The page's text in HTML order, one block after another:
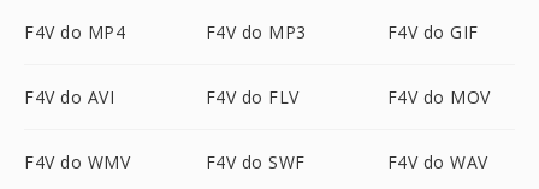
F4V do MP4 F4V do MP3 F4V do GIF
F4V do AVI F4V do FLV F4V do MOV
F4V do WMV F4V do SWF F4V do WAV